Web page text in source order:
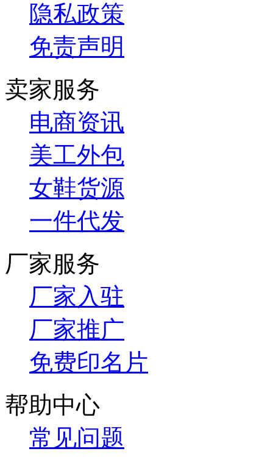
隐私政策
免责声明
卖家服务
电商资讯
美工外包
女鞋货源
一件代发
厂家服务
厂家入驻
厂家推广
免费印名片
帮助中心
常见问题